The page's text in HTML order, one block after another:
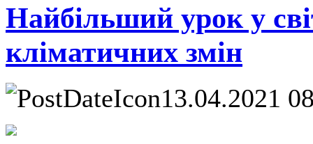
Найбільший урок у
кліматичних змін
13.04.2021